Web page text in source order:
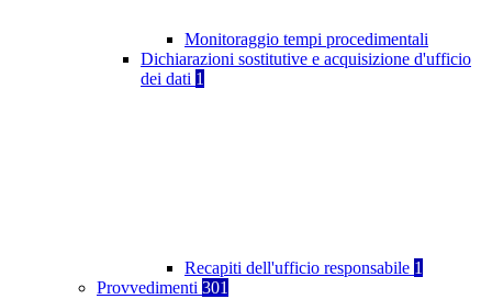
Monitoraggio tempi procedimentali
Dichiarazioni sostitutive e acquisizione d'ufficio
dei dati 1
Recapiti dell'ufficio responsabile 1
Provvedimenti 301